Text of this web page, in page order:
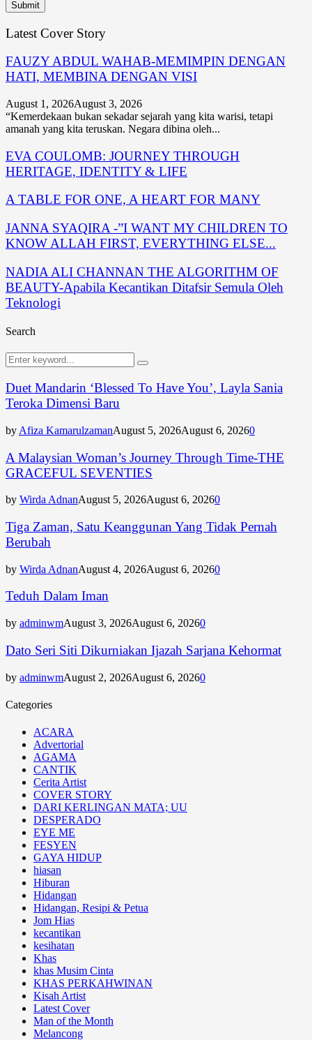
Latest Cover Story
FAUZY ABDUL WAHAB-MEMIMPIN DENGAN
HATI, MEMBINA DENGAN VISI
August 1, 2026August 3, 2026
“Kemerdekaan bukan sekadar sejarah yang kita warisi, tetapi
amanah yang kita teruskan. Negara dibina oleh...
EVA COULOMB: JOURNEY THROUGH
HERITAGE, IDENTITY & LIFE
A TABLE FOR ONE, A HEART FOR MANY
JANNA SYAQIRA -”I WANT MY CHILDREN TO
KNOW ALLAH FIRST, EVERYTHING ELSE...
NADIA ALI CHANNAN THE ALGORITHM OF
BEAUTY-Apabila Kecantikan Ditafsir Semula Oleh
Teknologi
Search
Search
for:
Search
Duet Mandarin ‘Blessed To Have You’, Layla Sania
Teroka Dimensi Baru
by Afiza KamarulzamanAugust 5, 2026August 6, 20260
A Malaysian Woman’s Journey Through Time-THE
GRACEFUL SEVENTIES
by Wirda AdnanAugust 5, 2026August 6, 20260
Tiga Zaman, Satu Keanggunan Yang Tidak Pernah
Berubah
by Wirda AdnanAugust 4, 2026August 6, 20260
Teduh Dalam Iman
by adminwmAugust 3, 2026August 6, 20260
Dato Seri Siti Dikurniakan Ijazah Sarjana Kehormat
by adminwmAugust 2, 2026August 6, 20260
Categories
ACARA
Advertorial
AGAMA
CANTIK
Cerita Artist
COVER STORY
DARI KERLINGAN MATA; UU
DESPERADO
EYE ME
FESYEN
GAYA HIDUP
hiasan
Hiburan
Hidangan
Hidangan, Resipi & Petua
Jom Hias
kecantikan
kesihatan
Khas
khas Musim Cinta
KHAS PERKAHWINAN
Kisah Artist
Latest Cover
Man of the Month
Melancong